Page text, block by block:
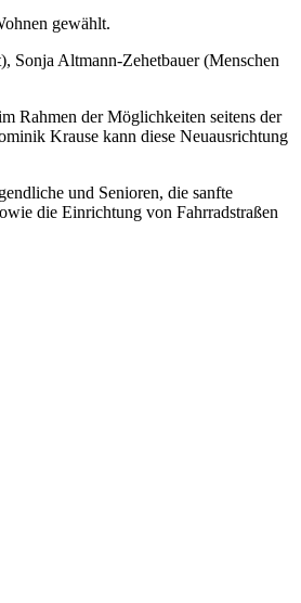
gewählt.
Sonja Altmann-Zehetbauer (Menschen
Rahmen der Möglichkeiten seitens der
Krause kann diese Neuausrichtung
und Senioren, die sanfte
die Einrichtung von Fahrradstraßen